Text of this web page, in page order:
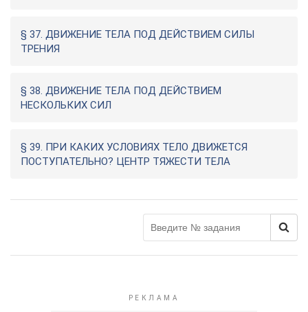
§ 37. ДВИЖЕНИЕ ТЕЛА ПОД ДЕЙСТВИЕМ СИЛЫ
ТРЕНИЯ
§ 38. ДВИЖЕНИЕ ТЕЛА ПОД ДЕЙСТВИЕМ
НЕСКОЛЬКИХ СИЛ
§ 39. ПРИ КАКИХ УСЛОВИЯХ ТЕЛО ДВИЖЕТСЯ
ПОСТУПАТЕЛЬНО? ЦЕНТР ТЯЖЕСТИ ТЕЛА